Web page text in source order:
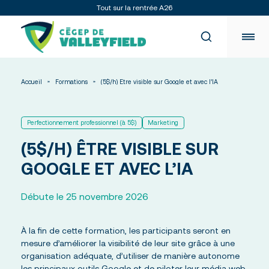
Tout sur la rentrée A26
Étudiants : vos outils numériques
OMNIVOX
MOODLE
KOHA
Programmes
Répertoire des programmes
Préuniversitaires
Techniques et ATE
Tremplin DEC
Formation aux adultes
Voir tous les programmes
Admission
Admission – Formation continue
International – Étudier au Québec
Services aux étudiants
Registrariat et API
Services adaptés (SAIDE)
Services psychosociaux
PASME
Vie étudiante
La vie étudiante
Accueil Formations (5$/h) Être visible sur Google et avec l’IA
Perfectionnement professionnel (à 5$) Marketing
(5$/H) ÊTRE VISIBLE SUR
GOOGLE ET AVEC L’IA
Débute le 25 novembre 2026
À la fin de cette formation, les participants seront en
mesure d’améliorer la visibilité de leur site grâce à une
organisation adéquate, d’utiliser de manière autonome